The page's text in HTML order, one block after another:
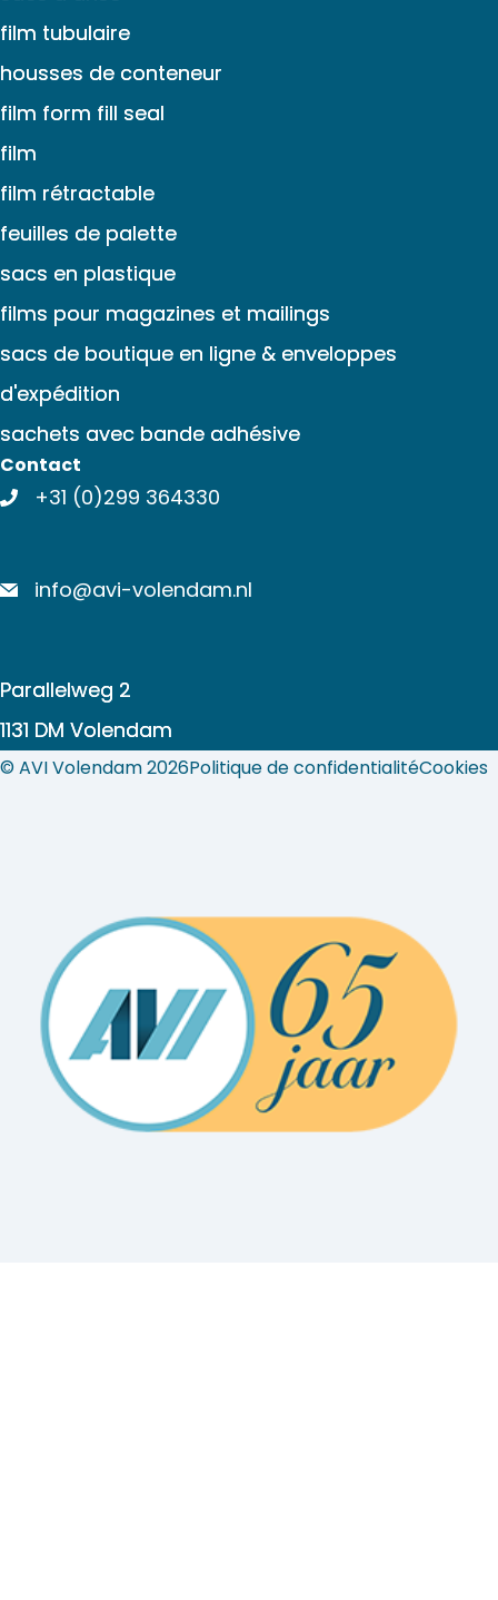
film tubulaire
housses de conteneur
film form fill seal
film
film rétractable
feuilles de palette
sacs en plastique
films pour magazines et mailings
sacs de boutique en ligne & enveloppes
d'expédition
sachets avec bande adhésive
Contact
+31 (0)299 364330
info@avi-volendam.nl
Parallelweg 2
1131 DM Volendam
© AVI Volendam 2026Politique de confidentialitéCookies